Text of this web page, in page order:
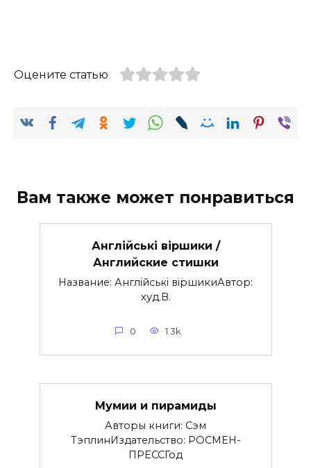
Оцените статью
Вам также может понравиться
Англійські віршики /
Английские стишки
Название: Англійські віршикиАвтор:
худ.В.
0 1.3k.
Мумии и пирамиды
Авторы книги: Сэм
ТэплинИздательство: РОСМЕН-
ПРЕССГод